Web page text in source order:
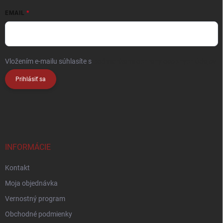
EMAIL
Vložením e-mailu súhlasíte s
Prihlásiť sa
INFORMÁCIE
Kontakt
Moja objednávka
Vernostný program
Obchodné podmienky